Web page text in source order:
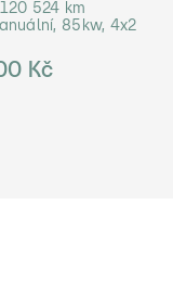
524 km
85kw, 4x2
Kč